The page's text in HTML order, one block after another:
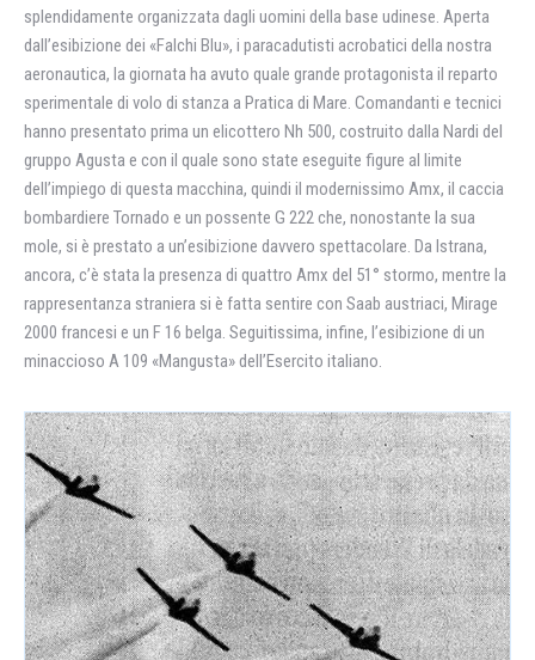
splendidamente organizzata dagli uomini della base udinese. Aperta
dall’esibizione dei «Falchi Blu», i paracadutisti acrobatici della nostra
aeronautica, la giornata ha avuto quale grande protagonista il reparto
sperimentale di volo di stanza a Pratica di Mare. Comandanti e tecnici
hanno presentato prima un elicottero Nh 500, costruito dalla Nardi del
gruppo Agusta e con il quale sono state eseguite figure al limite
dell’impiego di questa macchina, quindi il modernissimo Amx, il caccia
bombardiere Tornado e un possente G 222 che, nonostante la sua
mole, si è prestato a un’esibizione davvero spettacolare. Da Istrana,
ancora, c’è stata la presenza di quattro Amx del 51° stormo, mentre la
rappresentanza straniera si è fatta sentire con Saab austriaci, Mirage
2000 francesi e un F 16 belga. Seguitissima, infine, l’esibizione di un
minaccioso A 109 «Mangusta» dell’Esercito italiano.